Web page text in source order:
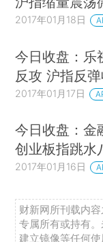
2017年01月18日
今日收盘：乐
反攻 沪指反
2017年01月17日
今日收盘：金
创业板指跳水
2017年01月16日
财新网所刊载内
专属所有或持有
建立镜像等任何使